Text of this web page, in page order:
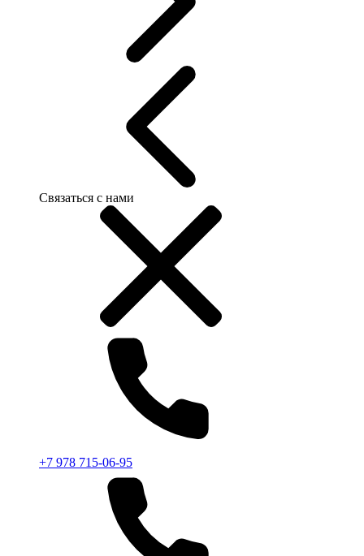
Связаться с нами
+7 978 715-06-95